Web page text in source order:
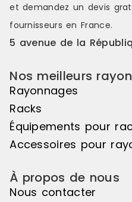
et demandez un devis
fournisseurs en France.
5 avenue de la
Nos meilleurs
Rayonnages
Racks
Équipements pour
Accessoires pour
À propos de nous
Nous contacter